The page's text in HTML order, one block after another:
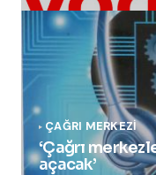
ÇAĞRI MERKEZI
‘Çağrı
açacak’